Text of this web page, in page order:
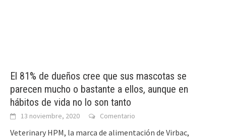
El 81% de dueños cree que sus mascotas se
parecen mucho o bastante a ellos, aunque en
hábitos de vida no lo son tanto
13 noviembre, 2020 Comentario
Veterinary HPM, la marca de alimentación de Virbac,